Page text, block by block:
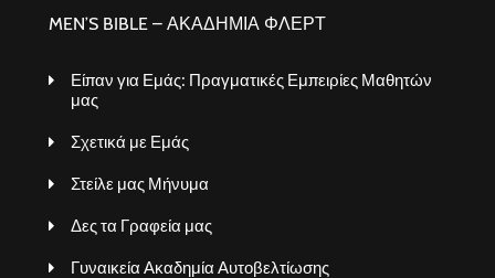
MEN’S BIBLE – ΑΚΑΔΗΜΙΑ ΦΛΕΡΤ
Είπαν για Εμάς: Πραγματικές Εμπειρίες Μαθητών
μας
Σχετικά με Εμάς
Στείλε μας Μήνυμα
Δες τα Γραφεία μας
Γυναικεία Ακαδημία Αυτοβελτίωσης